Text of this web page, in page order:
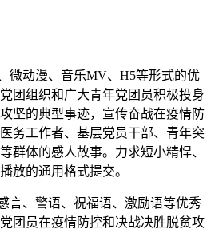
微动漫、音乐MV、H5等形式的优
团组织和广大青年党团员积极投身
坚的典型事迹，宣传奋战在疫情防
务工作者、基层党员干部、青年突
群体的感人故事。力求短小精悍、
放的通用格式提交。
言、警语、祝福语、激励语等优秀
团员在疫情防控和决战决胜脱贫攻